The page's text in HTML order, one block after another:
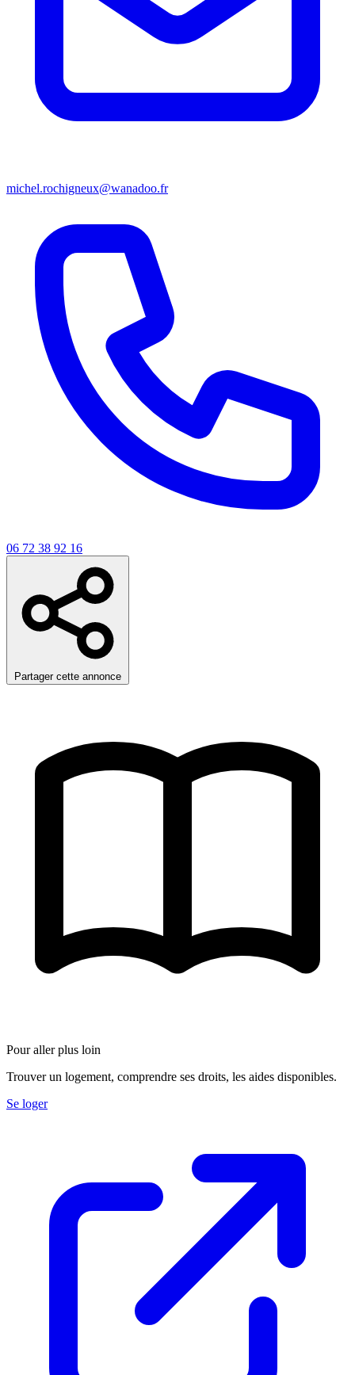
michel.rochigneux@wanadoo.fr
06 72 38 92 16
Partager cette annonce
Pour aller plus loin
Trouver un logement, comprendre ses droits, les aides disponibles.
Se loger